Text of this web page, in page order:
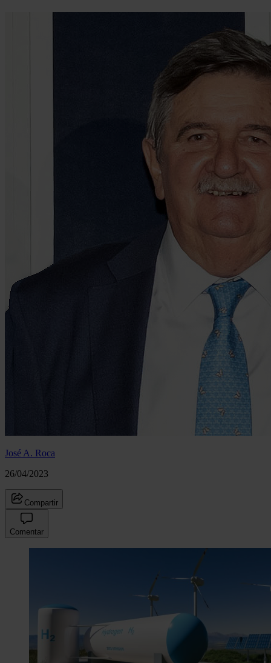
José A. Roca
26/04/2023
Compartir
Comentar